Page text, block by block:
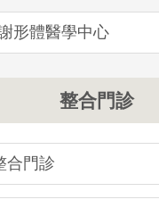
形體醫學中心
整合門診
合門診